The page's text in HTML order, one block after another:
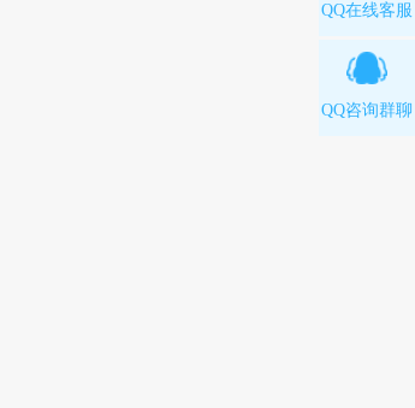
QQ在线客服
QQ咨询群聊